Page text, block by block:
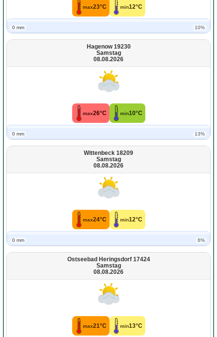
max23°C min12°C
0 mm 10%
Hagenow 19230
Samstag
08.08.2026
max26°C min10°C
0 mm 13%
Wittenbeck 18209
Samstag
08.08.2026
max24°C min12°C
0 mm 6%
Ostseebad Heringsdorf 17424
Samstag
08.08.2026
max21°C min13°C